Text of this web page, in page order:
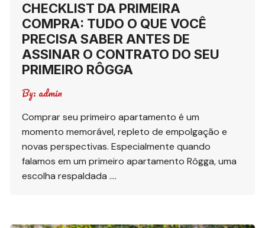
CHECKLIST DA PRIMEIRA
COMPRA: TUDO O QUE VOCÊ
PRECISA SABER ANTES DE
ASSINAR O CONTRATO DO SEU
PRIMEIRO RÔGGA
By: admin
Comprar seu primeiro apartamento é um
momento memorável, repleto de empolgação e
novas perspectivas. Especialmente quando
falamos em um primeiro apartamento Rôgga, uma
escolha respaldada ….